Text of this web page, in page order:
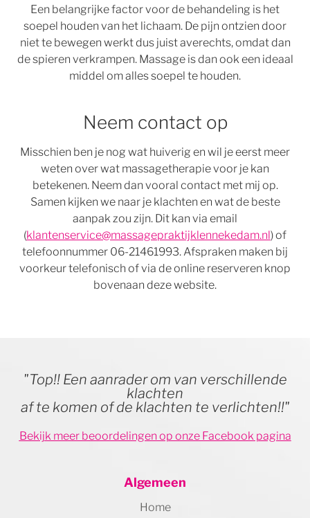
Een belangrijke factor voor de behandeling is het
soepel houden van het lichaam. De pijn ontzien door
niet te bewegen werkt dus juist averechts, omdat dan
de spieren verkrampen. Massage is dan ook een ideaal
middel om alles soepel te houden.
Neem contact op
Misschien ben je nog wat huiverig en wil je eerst meer
weten over wat massagetherapie voor je kan
betekenen. Neem dan vooral contact met mij op.
Samen kijken we naar je klachten en wat de beste
aanpak zou zijn. Dit kan via email
(klantenservice@massagepraktijklennekedam.nl) of
telefoonnummer 06-21461993. Afspraken maken bij
voorkeur telefonisch of via de online reserveren knop
bovenaan deze website.
"Top!! Een aanrader om van verschillende
klachten
af te komen of de klachten te verlichten!!"
Bekijk meer beoordelingen op onze Facebook pagina
Algemeen
Home